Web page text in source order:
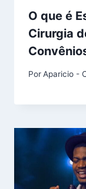
O que é
Cirurgia
PorAparicio -